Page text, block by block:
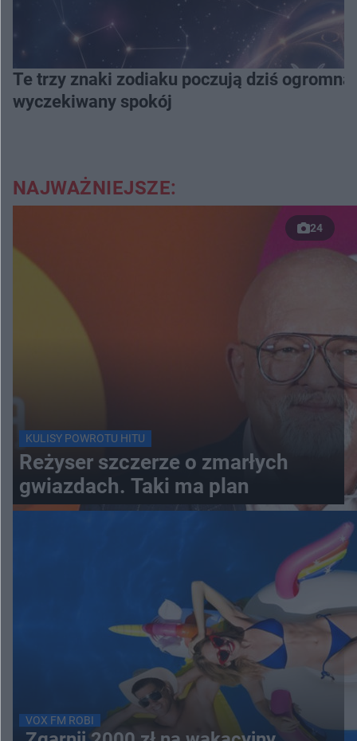
Te trzy znaki zodiaku poczują dziś
wyczekiwany spokój
NAJWAŻNIEJSZE:
24
KULISY POWROTU HITU
Reżyser szczerze o zmarłych
gwiazdach. Taki ma plan
VOX FM ROBI